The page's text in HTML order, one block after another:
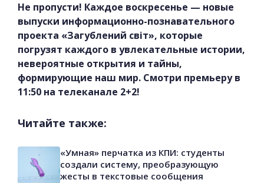
Не пропусти! Каждое воскресенье — новые
выпуски информационно-познавательного
проекта «Загублений світ», которые
погрузят каждого в увлекательные истории,
невероятные открытия и тайны,
формирующие наш мир. Смотри премьеру в
11:50 на телеканале 2+2!
Читайте также:
«Умная» перчатка из КПИ: студенты
создали систему, преобразующую
жесты в текстовые сообщения